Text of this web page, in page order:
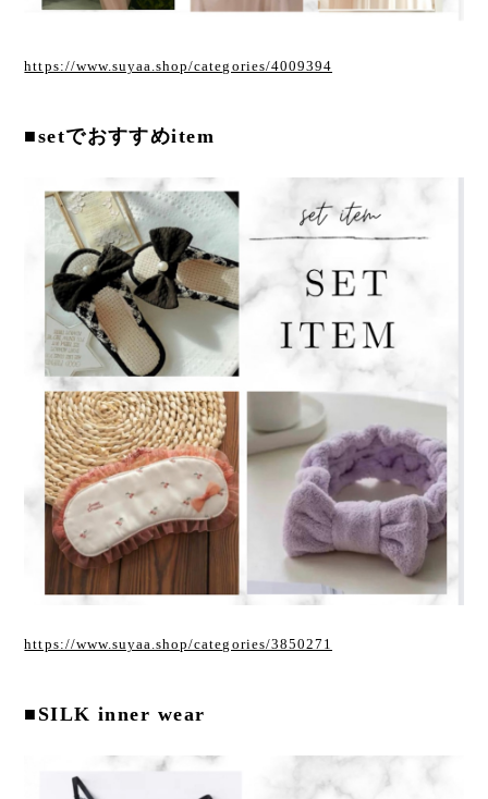
https://www.suyaa.shop/categories/4009394
■setでおすすめitem
https://www.suyaa.shop/categories/3850271
■SILK inner wear